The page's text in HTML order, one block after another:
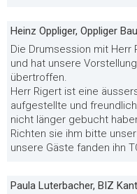
Heinz Oppliger, Oppliger
Die Drumsession mit Herr
und hat unsere
übertroffen.
Herr Rigert ist eine
aufgestellte und
nicht länger gebucht
Richten sie ihm bitte
unsere Gäste fanden ihn
Paula Luterbacher, BIZ